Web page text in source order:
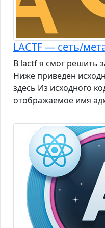
LACTF — сеть/
В lactf я смог решить
Ниже приведен
здесь Из исходного
отображаемое имя